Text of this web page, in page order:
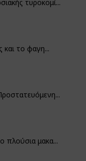
τυροκομί...
και το φαγη...
πλούσια μακα...